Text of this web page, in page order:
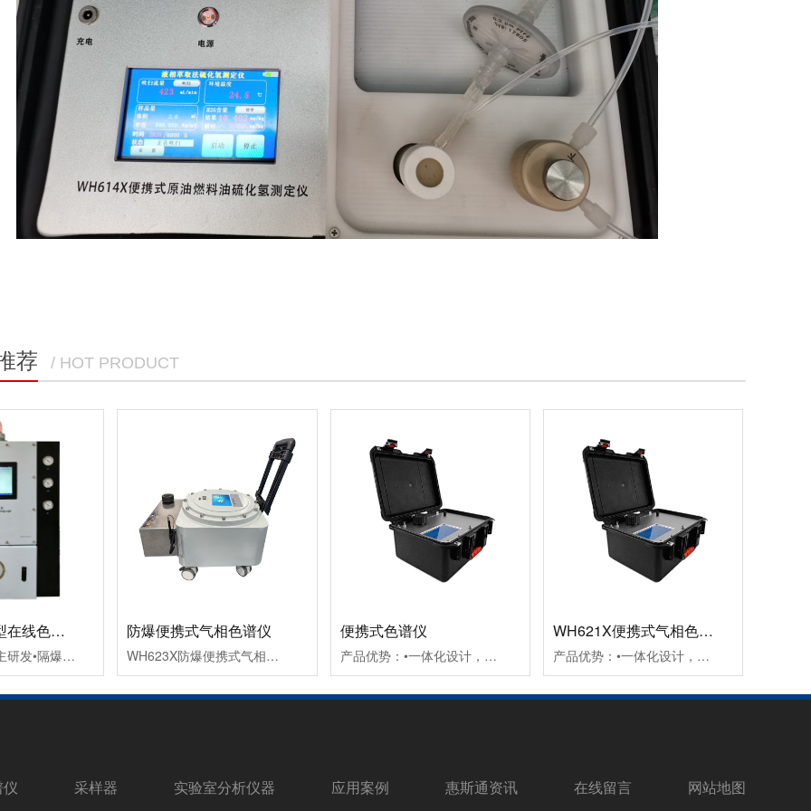
荐 / HOT PRODUCT
WHGC2020型在线色谱仪
产品优势：•自主研发•隔爆型设计，无需大量仪表风吹扫•模块化设计，保证高可靠性•客户定制方案开发•安装调试测试为一体的全方位交钥匙工程服务体系。
防爆便携式气相色谱仪
WH623X防爆便携式气相色谱仪是一台体积小巧，方便携带，使用方便的色谱仪，防爆型设计用于各类气体组分发分析测试，其内置测量方法，测量方便，仪器灵敏度高
便携式色谱仪
产品优势：•一体化设计，结构紧凑，方便携带•采用PID检测器，结构简单，检测快速•自动控制，一致性好。
WH621X便携式气相色谱仪
产品优势：•一体化设计，结构紧凑，方便携带•采用PID检测器，结构简单，检测快速•自动控制，一致性好。
采样器 实验室分析仪器 应用案例 惠斯通资讯 在线留言 网站地图